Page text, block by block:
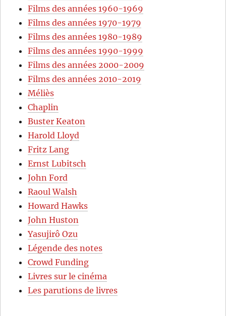
Films des années 1960-1969
Films des années 1970-1979
Films des années 1980-1989
Films des années 1990-1999
Films des années 2000-2009
Films des années 2010-2019
Méliès
Chaplin
Buster Keaton
Harold Lloyd
Fritz Lang
Ernst Lubitsch
John Ford
Raoul Walsh
Howard Hawks
John Huston
Yasujirô Ozu
Légende des notes
Crowd Funding
Livres sur le cinéma
Les parutions de livres